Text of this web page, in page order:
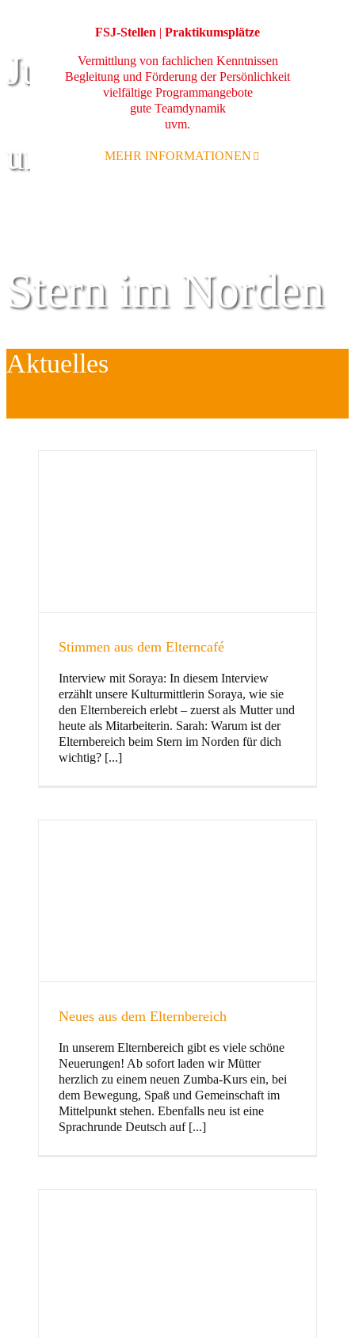
Jugend
und Familie
Stern im Norden
Zentrum für
und Familie
Kinder
FSJ-Stellen | Praktikumsplätze
Vermittlung von fachlichen Kenntnissen
Begleitung und Förderung der Persönlichkeit
vielfältige Programmangebote
gute Teamdynamik
uvm.
MEHR INFORMATIONEN
Aktuelles
Stimmen aus dem Elterncafé
Interview mit Soraya: In diesem Interview
erzählt unsere Kulturmittlerin Soraya, wie sie
den Elternbereich erlebt – zuerst als Mutter und
heute als Mitarbeiterin. Sarah: Warum ist der
Elternbereich beim Stern im Norden für dich
wichtig? [...]
Neues aus dem Elternbereich
In unserem Elternbereich gibt es viele schöne
Neuerungen! Ab sofort laden wir Mütter
herzlich zu einem neuen Zumba-Kurs ein, bei
dem Bewegung, Spaß und Gemeinschaft im
Mittelpunkt stehen. Ebenfalls neu ist eine
Sprachrunde Deutsch auf [...]